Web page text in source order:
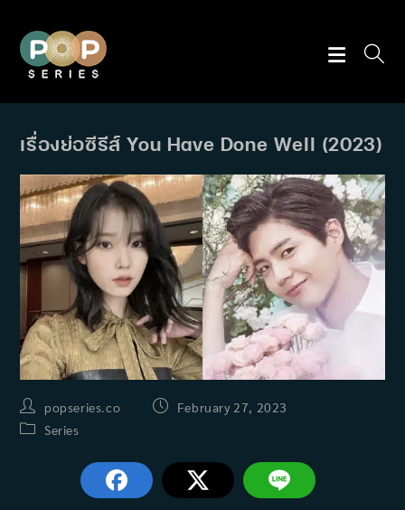
content
เรื่องย่อซีรีส์ You Have Done Well (2023)
Post
author:
popseries.co
PostFebruary 27, 2023
PostSeries